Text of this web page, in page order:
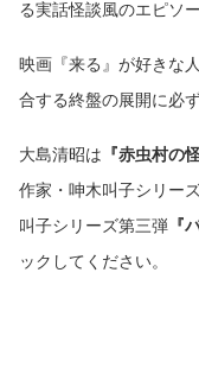
る実話怪談風のエピソ
映画『来る』が好きな
合する終盤の展開に必
大島清昭は 『赤虫村の
作家・呻木叫子シリー
叫子シリーズ第三弾 『
ックしてください。